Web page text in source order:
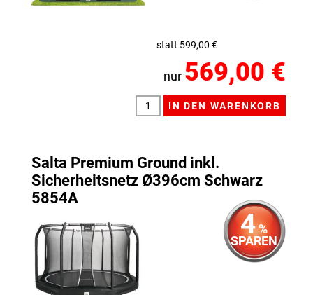
statt 599,00 €
nur 569,00 €
Salta Premium Ground inkl.
Sicherheitsnetz Ø396cm Schwarz
5854A
4%
SPAREN